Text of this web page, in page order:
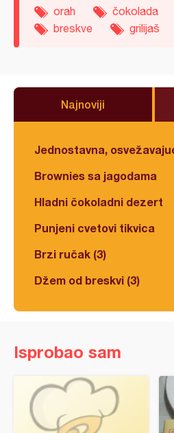
orah čokolada
breskve
grilijaš
Najnoviji
Jednostavna,
Brownies sa jagodama
Hladni čokoladni dezert
Punjeni cvetovi tikvica
Brzi ručak (3)
Džem od breskvi (3)
Isprobao sam